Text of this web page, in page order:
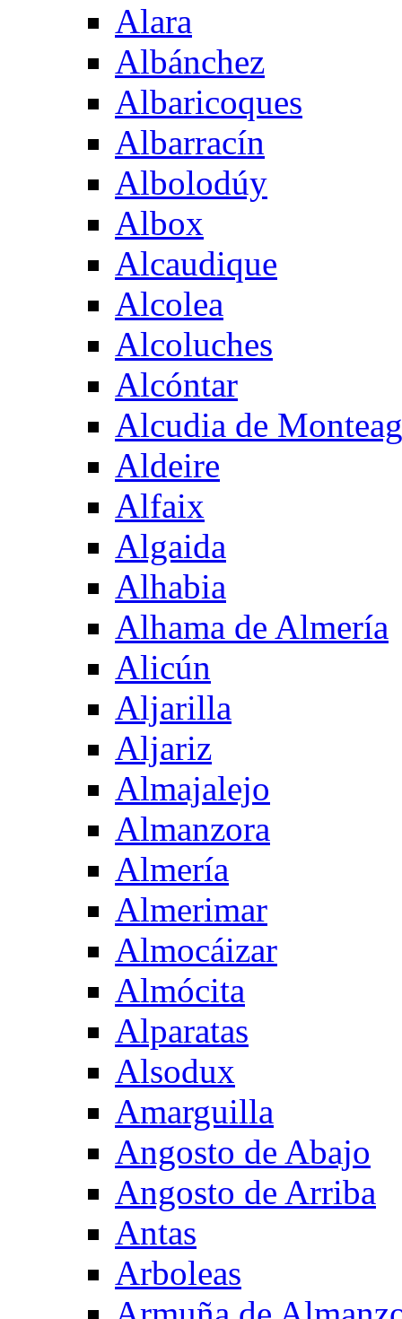
Alara
Albánchez
Albaricoques
Albarracín
Albolodúy
Albox
Alcaudique
Alcolea
Alcoluches
Alcóntar
Alcudia de
Aldeire
Alfaix
Algaida
Alhabia
Alhama de Almería
Alicún
Aljarilla
Aljariz
Almajalejo
Almanzora
Almería
Almerimar
Almocáizar
Almócita
Alparatas
Alsodux
Amarguilla
Angosto de Abajo
Angosto de Arriba
Antas
Arboleas